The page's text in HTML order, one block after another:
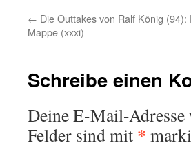
← Die Outtakes von Ralf König (94):
Mappe (xxxi)
Schreibe einen
Deine E-Mail-
Felder sind mit *